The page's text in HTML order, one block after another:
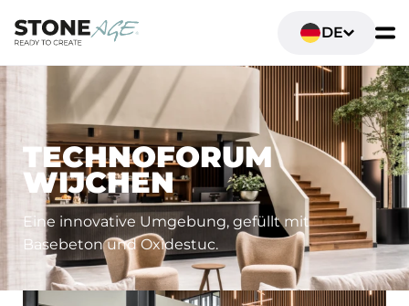
BÜRO- UND ARBEITSRÄUME
TECHNOFORUM
WIJCHEN
Eine innovative Umgebung, gefüllt mit
Basebeton und Oxidestuc.
DE